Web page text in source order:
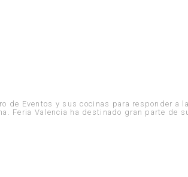
de Eventos y sus cocinas para responder a
Feria Valencia ha destinado gran parte de